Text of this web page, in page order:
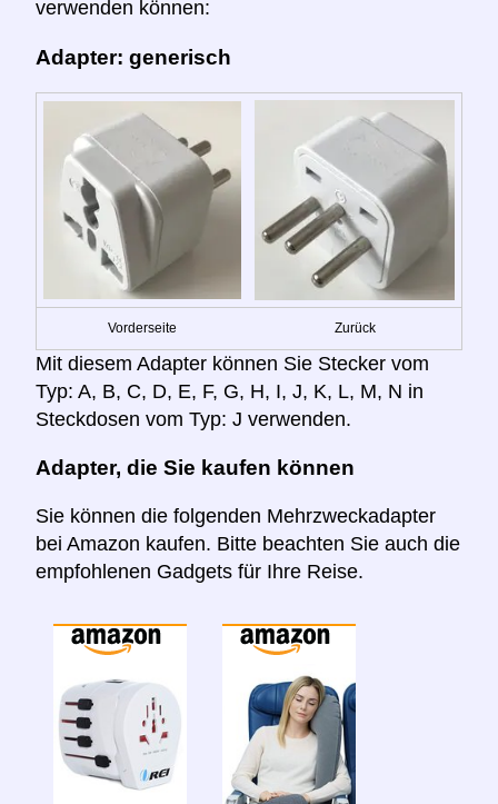
verwenden können:
Adapter: generisch
Vorderseite Zurück
Mit diesem Adapter können Sie Stecker vom
Typ: A, B, C, D, E, F, G, H, I, J, K, L, M, N in
Steckdosen vom Typ: J verwenden.
Adapter, die Sie kaufen können
Sie können die folgenden Mehrzweckadapter
bei Amazon kaufen. Bitte beachten Sie auch die
empfohlenen Gadgets für Ihre Reise.